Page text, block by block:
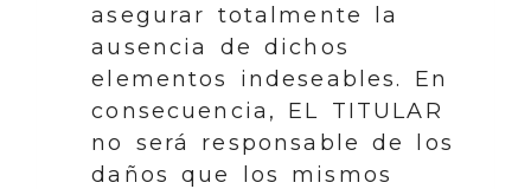
asegurar totalmente la
ausencia de dichos
elementos indeseables. En
consecuencia, EL TITULAR
no será responsable de los
daños que los mismos